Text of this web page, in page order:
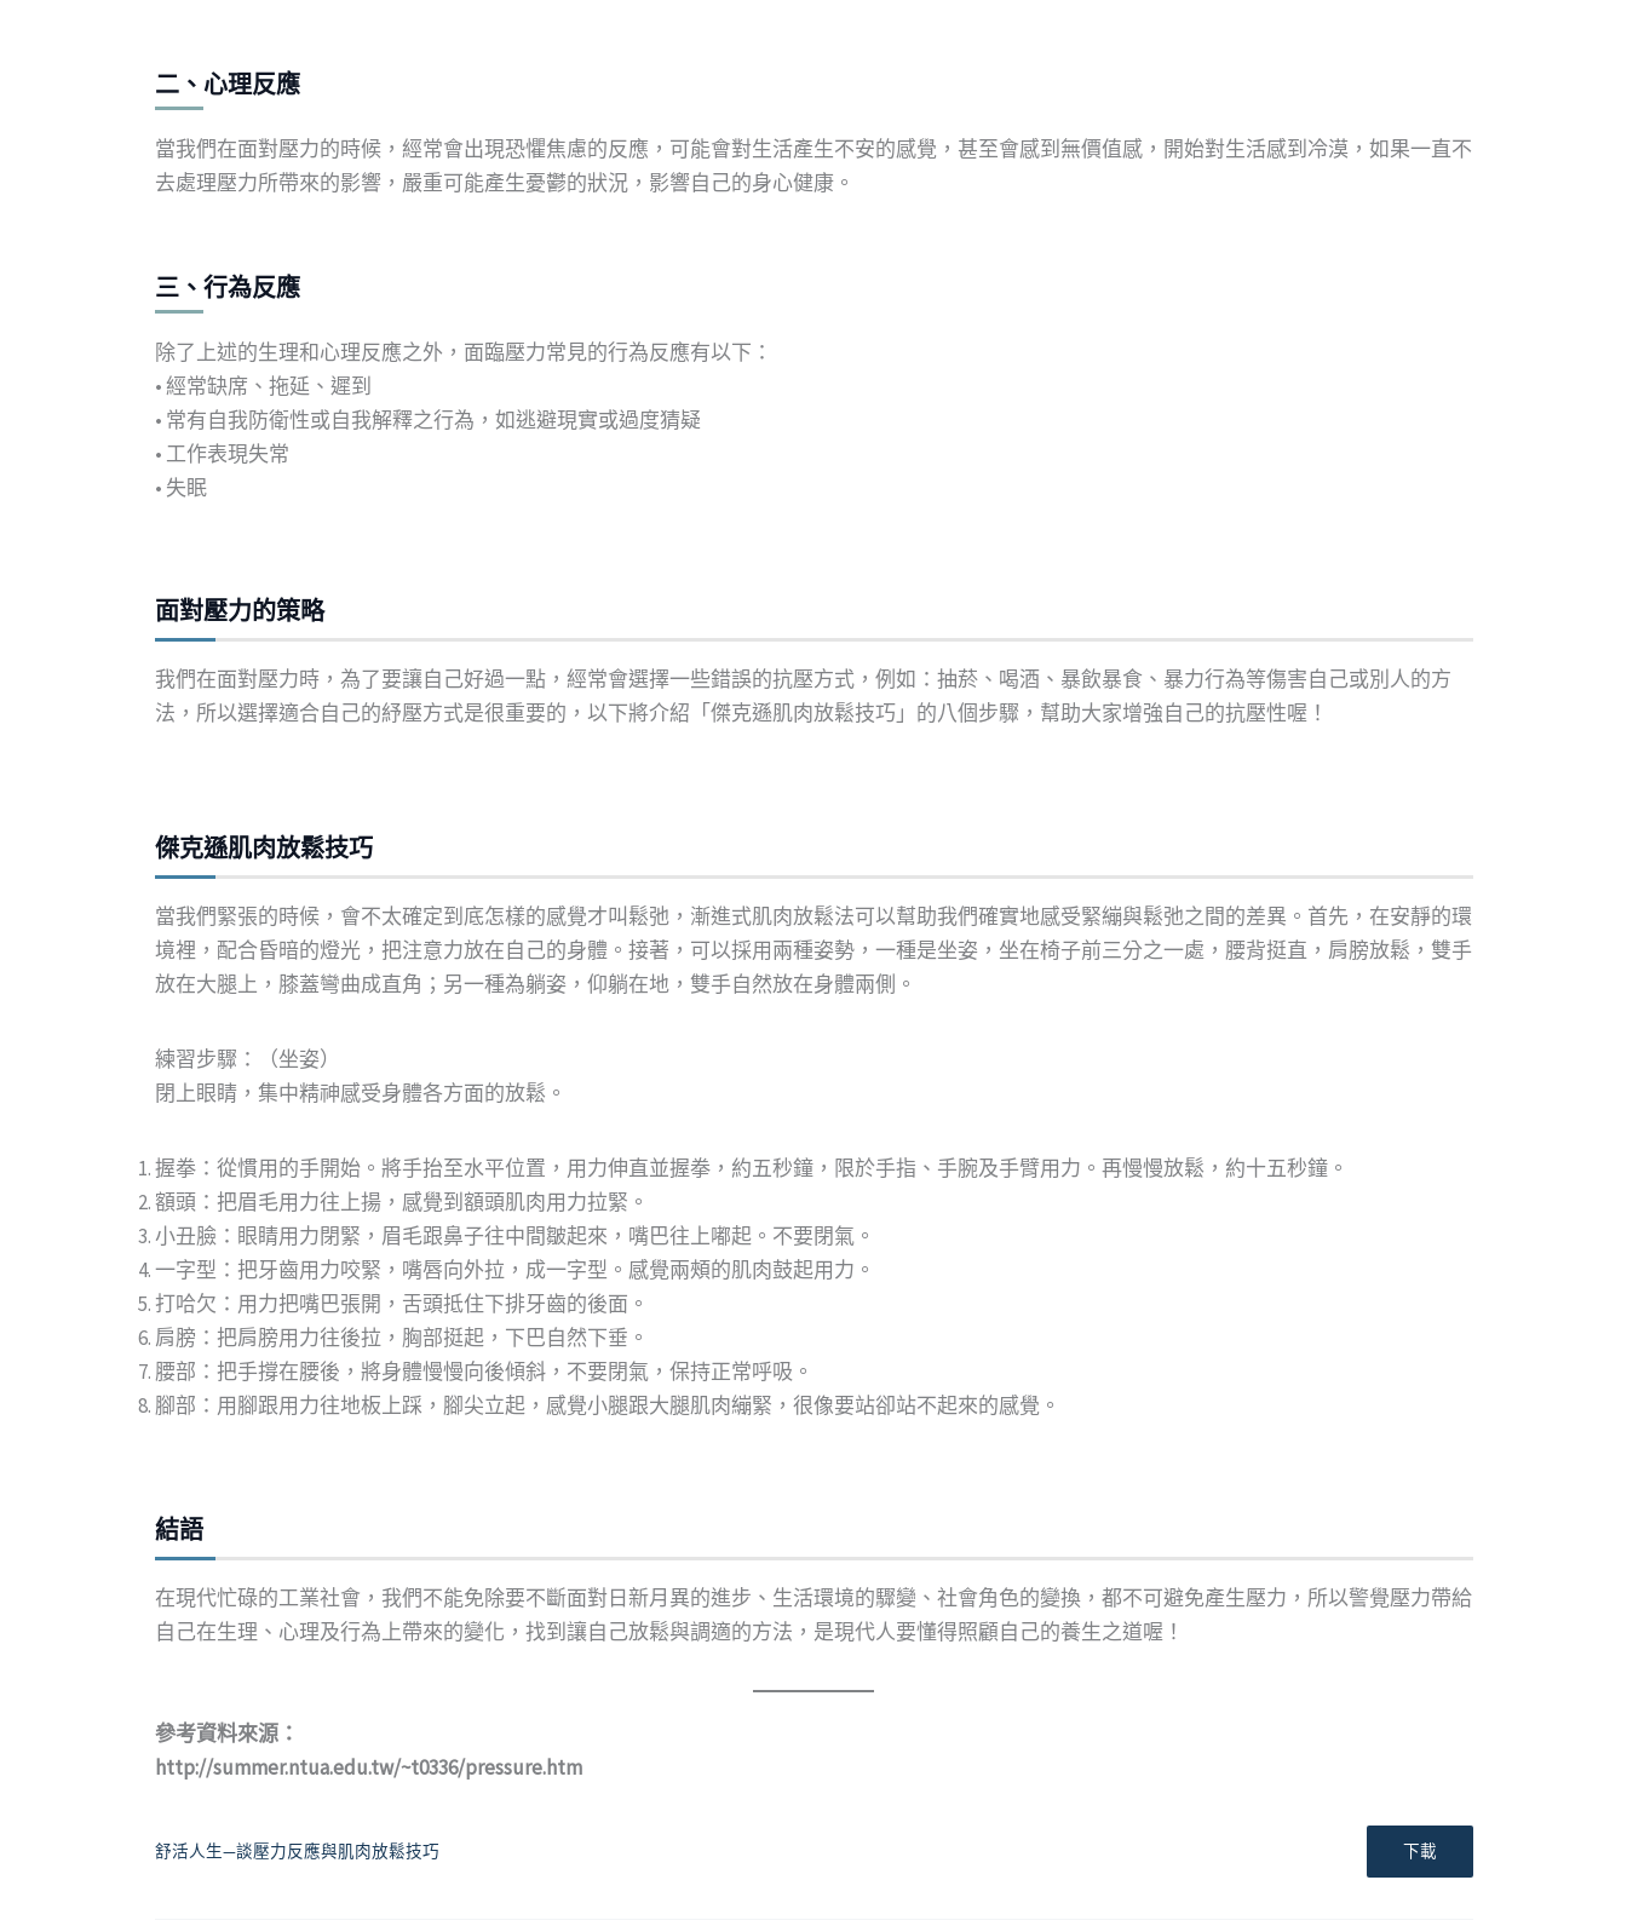
二、心理反應
當我們在面對壓力的時候，經常會出現恐懼焦慮的反應，可能會對生活產生不安的感覺，甚至會感到無價值感，開始對生活感到冷漠，如果一直不
去處理壓力所帶來的影響，嚴重可能產生憂鬱的狀況，影響自己的身心健康。
三、行為反應
除了上述的生理和心理反應之外，面臨壓力常見的行為反應有以下：
• 經常缺席、拖延、遲到
• 常有自我防衛性或自我解釋之行為，如逃避現實或過度猜疑
• 工作表現失常
• 失眠
面對壓力的策略
我們在面對壓力時，為了要讓自己好過一點，經常會選擇一些錯誤的抗壓方式，例如：抽菸、喝酒、暴飲暴食、暴力行為等傷害自己或別人的方
法，所以選擇適合自己的紓壓方式是很重要的，以下將介紹「傑克遜肌肉放鬆技巧」的八個步驟，幫助大家增強自己的抗壓性喔！
傑克遜肌肉放鬆技巧
當我們緊張的時候，會不太確定到底怎樣的感覺才叫鬆弛，漸進式肌肉放鬆法可以幫助我們確實地感受緊繃與鬆弛之間的差異。首先，在安靜的環
境裡，配合昏暗的燈光，把注意力放在自己的身體。接著，可以採用兩種姿勢，一種是坐姿，坐在椅子前三分之一處，腰背挺直，肩膀放鬆，雙手
放在大腿上，膝蓋彎曲成直角；另一種為躺姿，仰躺在地，雙手自然放在身體兩側。
練習步驟：（坐姿）
閉上眼睛，集中精神感受身體各方面的放鬆。
握拳：從慣用的手開始。將手抬至水平位置，用力伸直並握拳，約五秒鐘，限於手指、手腕及手臂用力。再慢慢放鬆，約十五秒鐘。
額頭：把眉毛用力往上揚，感覺到額頭肌肉用力拉緊。
小丑臉：眼睛用力閉緊，眉毛跟鼻子往中間皺起來，嘴巴往上嘟起。不要閉氣。
一字型：把牙齒用力咬緊，嘴唇向外拉，成一字型。感覺兩頰的肌肉鼓起用力。
打哈欠：用力把嘴巴張開，舌頭抵住下排牙齒的後面。
肩膀：把肩膀用力往後拉，胸部挺起，下巴自然下垂。
腰部：把手撐在腰後，將身體慢慢向後傾斜，不要閉氣，保持正常呼吸。
腳部：用腳跟用力往地板上踩，腳尖立起，感覺小腿跟大腿肌肉繃緊，很像要站卻站不起來的感覺。
結語
在現代忙碌的工業社會，我們不能免除要不斷面對日新月異的進步、生活環境的驟變、社會角色的變換，都不可避免產生壓力，所以警覺壓力帶給
自己在生理、心理及行為上帶來的變化，找到讓自己放鬆與調適的方法，是現代人要懂得照顧自己的養生之道喔！
參考資料來源：
http://summer.ntua.edu.tw/~t0336/pressure.htm
舒活人生—談壓力反應與肌肉放鬆技巧 下載